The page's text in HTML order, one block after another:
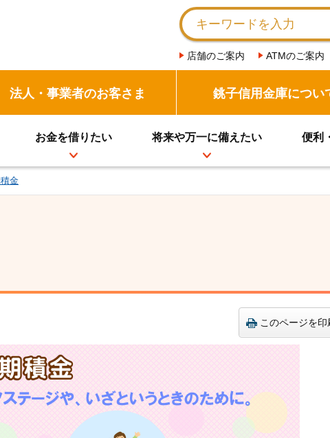
店舗のご案内 ATMのご案内
お金を借りたい 将来や万一に備えたい 便利
法人・事業者のお客さま 銚子信用金庫につい
金
このページを印